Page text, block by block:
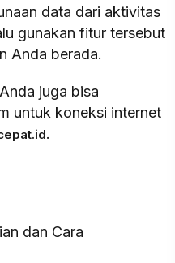
data dari aktivitas
gunakan fitur tersebut
Anda berada.
juga bisa
untuk koneksi internet
.
dan Cara